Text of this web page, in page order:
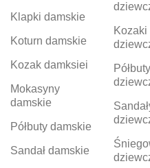
Klapki damskie
Koturn damskie
Kozak damksiei
Mokasyny
damskie
Półbuty damskie
Sandał damskie
Kozaki